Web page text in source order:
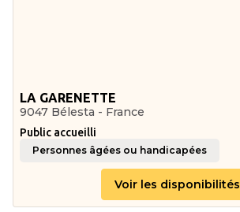
LA GARENETTE
9047 Bélesta - France
Public accueilli
Personnes âgées ou handicapées
Voir les disponibilités